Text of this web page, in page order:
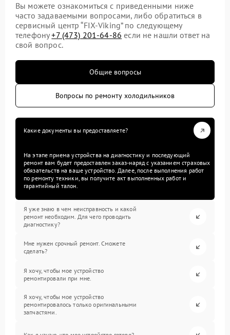
Вы можете ознакомиться с приведенными ниже
часто задаваемыми вопросами, либо обратиться в
сервисный центр “FIX-Viking” по следующему
телефону+7 (473) 201-64-86 если не нашли ответ на
свой вопрос.
Общие вопросы
Вопросы по ремонту холодильников
Какие документы вы предоставляете?
На этапе приема устройства на диагностику и последующий
ремонт вам будет предоставлен заказ-наряд с указанием страховых
обязательств на ваше устройство. Далее, после выполнения работ
по ремонту техники, вы получите акт выполненных работ и
гарантийный талон.
Я уже знаю в чем неисправность и какой
ремонт необходим. Для чего проводить
диагностику?
Мне нужен срочный ремонт. Сможете
сделать?
Я хочу, чтобы мое устройство
ремонтировали при мне.
Я хочу, чтобы мое устройство
ремонтировалось только оригинальными
запчастями.